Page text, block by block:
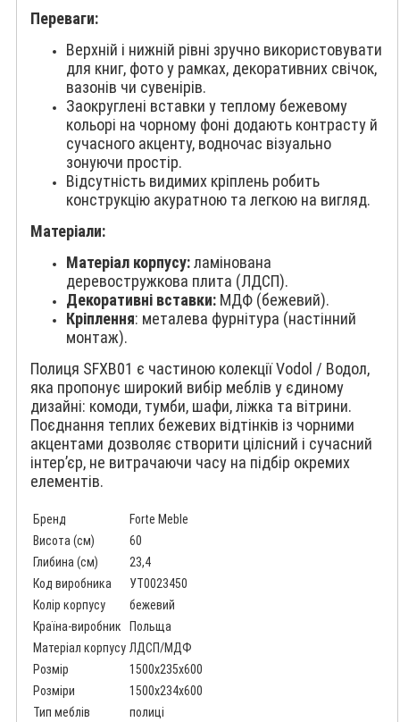
Переваги:
Верхній і нижній рівні зручно використовувати
для книг, фото у рамках, декоративних свічок,
вазонів чи сувенірів.
Заокруглені вставки у теплому бежевому
кольорі на чорному фоні додають контрасту й
сучасного акценту, водночас візуально
зонуючи простір.
Відсутність видимих кріплень робить
конструкцію акуратною та легкою на вигляд.
Матеріали:
Матеріал корпусу:ламінована
деревостружкова плита (ЛДСП).
Декоративні вставки: МДФ (бежевий).
Кріплення: металева фурнітура (настінний
монтаж).
Полиця SFXB01 є частиною колекції Vodol / Водол,
яка пропонує широкий вибір меблів у єдиному
дизайні: комоди, тумби, шафи, ліжка та вітрини.
Поєднання теплих бежевих відтінків із чорними
акцентами дозволяє створити цілісний і сучасний
інтер’єр, не витрачаючи часу на підбір окремих
елементів.
Бренд
Forte Meble
Висота (см)
60
Глибина (см)
23,4
Код виробника
УТ0023450
Колір корпусу
бежевий
Країна-виробник
Польща
Матеріал корпусу ЛДСП/МДФ
Розмір
1500x235x600
Розміри
1500x234x600
Тип меблів
полиці